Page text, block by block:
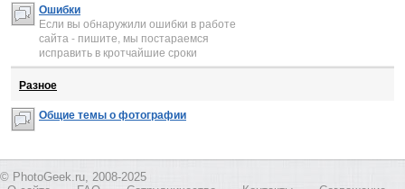
Ошибки
Если вы обнаружили ошибки в работе
сайта - пишите, мы постараемся
исправить в кротчайшие сроки
Разное
Общие темы о фотографии
© PhotoGeek.ru, 2008-2025